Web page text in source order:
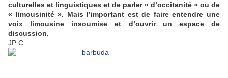
culturelles et linguistiques et de parler « d’occitanité » ou de
« limousinité ». Mais l’important est de faire entendre une
voix limousine insoumise et d’ouvrir un espace de
discussion.
JP C